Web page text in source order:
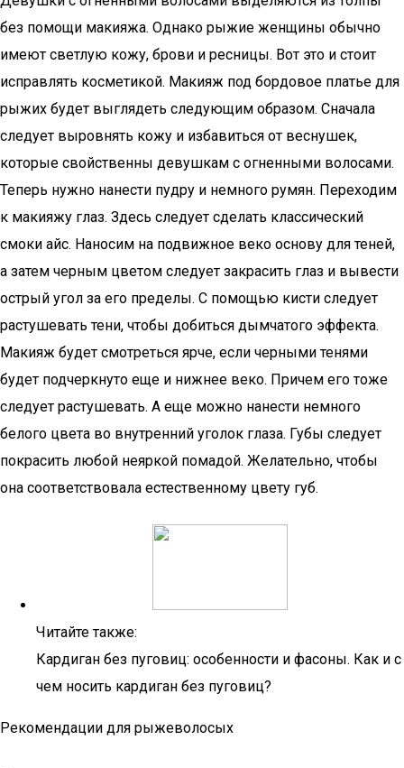
без помощи макияжа. Однако рыжие женщины обычно
имеют светлую кожу, брови и ресницы. Вот это и стоит
исправлять косметикой. Макияж под бордовое платье для
рыжих будет выглядеть следующим образом. Сначала
следует выровнять кожу и избавиться от веснушек,
которые свойственны девушкам с огненными волосами.
Теперь нужно нанести пудру и немного румян. Переходим
к макияжу глаз. Здесь следует сделать классический
смоки айс. Наносим на подвижное веко основу для теней,
а затем черным цветом следует закрасить глаз и вывести
острый угол за его пределы. С помощью кисти следует
растушевать тени, чтобы добиться дымчатого эффекта.
Макияж будет смотреться ярче, если черными тенями
будет подчеркнуто еще и нижнее веко. Причем его тоже
следует растушевать. А еще можно нанести немного
белого цвета во внутренний уголок глаза. Губы следует
покрасить любой неяркой помадой. Желательно, чтобы
она соответствовала естественному цвету губ.
Читайте также:
Кардиган без пуговиц: особенности и фасоны. Как и с
чем носить кардиган без пуговиц?
Рекомендации для рыжеволосых